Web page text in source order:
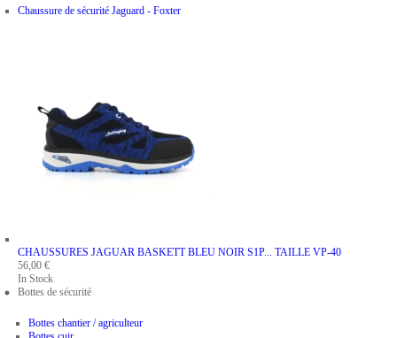
Chaussure de sécurité Jaguard - Foxter
CHAUSSURES JAGUAR BASKETT BLEU NOIR S1P... TAILLE VP-40
56,00 €
In Stock
Bottes de sécurité
Bottes chantier / agriculteur